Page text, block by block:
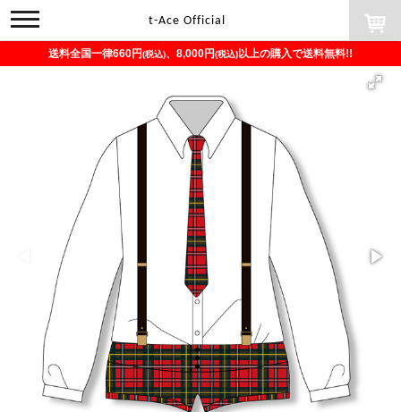
toggle
navigation
t-Ace Official
送料全国一律660円(税込)、8,000円(税込)以上の購入で送料無料!!